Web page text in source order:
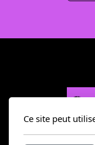
Ce site peut